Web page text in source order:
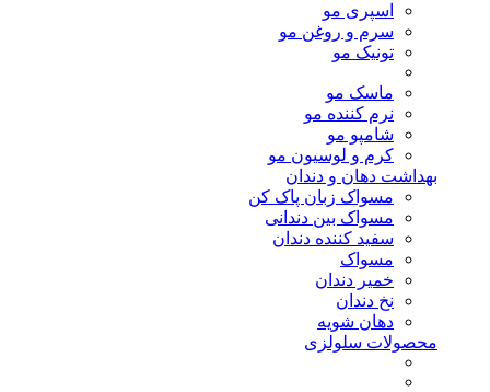
اسپری مو
سرم و روغن مو
تونیک مو
ماسک مو
نرم کننده مو
شامپو مو
کرم و لوسیون مو
بهداشت دهان و دندان
مسواک زبان پاک کن
مسواک بین دندانی
سفید کننده دندان
مسواک
خمیر دندان
نخ دندان
دهان شویه
محصولات سلولزی